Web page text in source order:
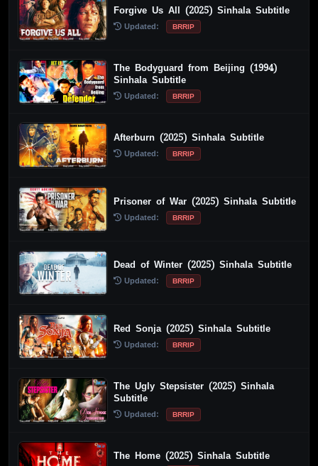
Forgive Us All (2025) Sinhala Subtitle
Updated: BRRIP
The Bodyguard from Beijing (1994)
Sinhala Subtitle
Updated: BRRIP
Afterburn (2025) Sinhala Subtitle
Updated: BRRIP
Prisoner of War (2025) Sinhala Subtitle
Updated: BRRIP
Dead of Winter (2025) Sinhala Subtitle
Updated: BRRIP
Red Sonja (2025) Sinhala Subtitle
Updated: BRRIP
The Ugly Stepsister (2025) Sinhala
Subtitle
Updated: BRRIP
The Home (2025) Sinhala Subtitle